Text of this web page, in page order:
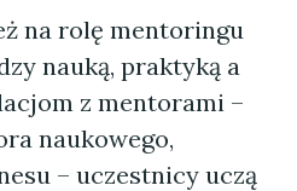
na rolę mentoringu
nauką, praktyką a
z mentorami –
naukowego,
– uczestnicy uczą